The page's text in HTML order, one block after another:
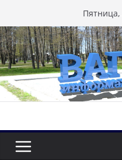
к
содержимому
Пятница,